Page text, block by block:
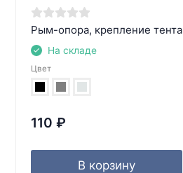
Рым-опора, крепление тента
На складе
Цвет
110 ₽
В корзину